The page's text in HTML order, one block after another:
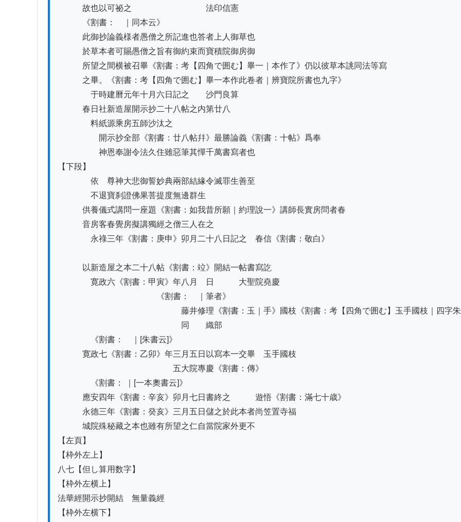
故也以可祕之　　　　　　　　　法印信憲
《割書：　｜同本云》
此御抄論義様者愚僧之所記進也答者上人御草也
於草本者可賜愚僧之旨有御約束而寶積院御房御
所望之間横被召畢《割書：考【四角で囲む】畢一｜本作了》仍以彼草本誂同法等寫
之畢。《割書：考【四角で囲む】畢一本作此卷者｜辨寶院所書也九字》
于時建曆元年十月六日記之　　沙門良算
春日社新造屋開示抄二十八帖之内第廿八
料紙源乘房五師沙汰之
開示抄全部《割書：廿八帖幷》最勝論義《割書：十帖》爲奉
神恩奉謝令法久住雖惡筆其憚千萬書寫者也
【下段】
依　尊神大悲御誓妙典兩部結緣令滅罪生善至
不退寶刹證佛果菩提度無邊群生
供養儀式講問一座題《割書：如我昔所願｜約理說一》講師長實房問者春
音房客春覺房擬講獨經之僧三人在之
永祿三年《割書：庚申》卯月二十八日記之　春信《割書：敬白》
以新造屋之本二十八帖《割書：竝》開結一帖書寫訖
寛政六《割書：甲寅》年八月　日　　　大聖院堯慶
《割書：　｜筆者》
藤井修理《割書：玉｜手》國枝《割書：考【四角で囲む】玉手國枝｜四字朱
同　　織部
《割書：　｜[朱書云]》
寛政七《割書：乙卯》年三月五日以寫本一交畢　玉手國枝
五大院專慶《割書：傳》
《割書： ｜[一本奧書云]》
應安四年《割書：辛亥》卯月七日書終之　　　遊悟《割書：滿七十歳》
永德三年《割書：癸亥》三月五日儲之於此本者尚笠置寺福
城院殊秘藏之本也雖有所望之仁自當院家外更不
【左頁】
【枠外左上】
八七【但し算用数字】
【枠外左横上】
法華經開示抄開結　無量義經
【枠外左横下】